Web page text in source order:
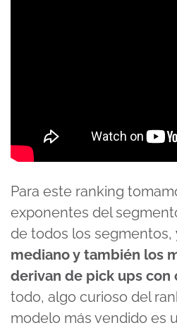
Para este ranking
exponentes del
de todos los segmentos,
mediano y también los
derivan de pick ups con
todo, algo curioso del
modelo más vendido es